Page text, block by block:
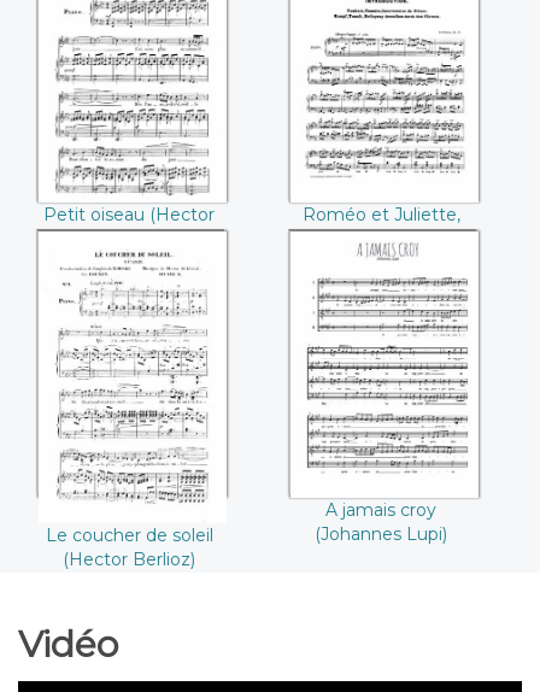
Petit oiseau
(Hector Berlioz)
Petit oiseau (Hector
Berlioz)
Roméo et Juliette,
symphonie
dramatique
(Hector Berlioz)
Roméo et Juliette,
symphonie
dramatique (Hector
Berlioz)
Le coucher de
soleil (Hector
Berlioz)
Le coucher de soleil
(Hector Berlioz)
A jamais croy
(Johannes Lupi)
A jamais croy
(Johannes Lupi)
Vidéo